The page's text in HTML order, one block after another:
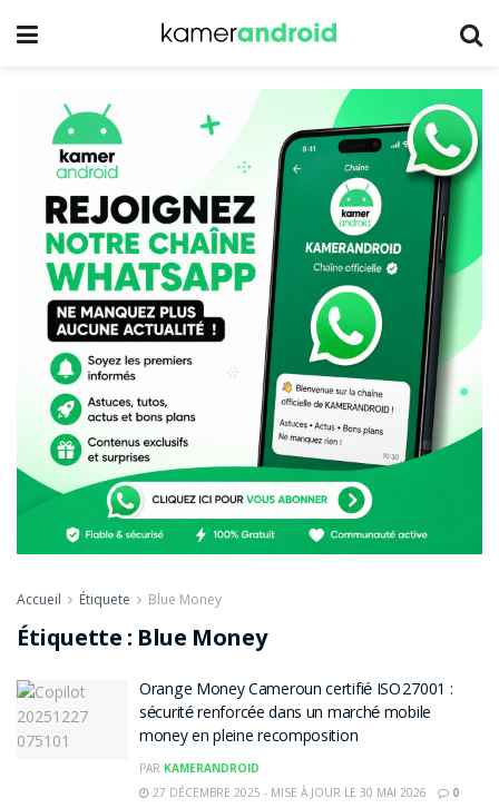
Accueil Étiquete Blue Money
Étiquette : Blue Money
Orange Money Cameroun certifié ISO 27001 :
sécurité renforcée dans un marché mobile
money en pleine recomposition
PAR KAMERANDROID
27 DÉCEMBRE 2025 - MISE À JOUR LE 30 MAI 2026
0